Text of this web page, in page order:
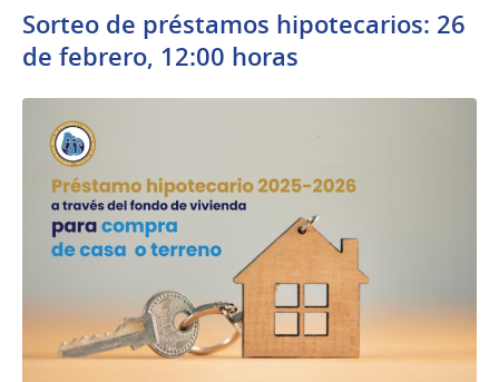
Sorteo de préstamos hipotecarios: 26
de febrero, 12:00 horas